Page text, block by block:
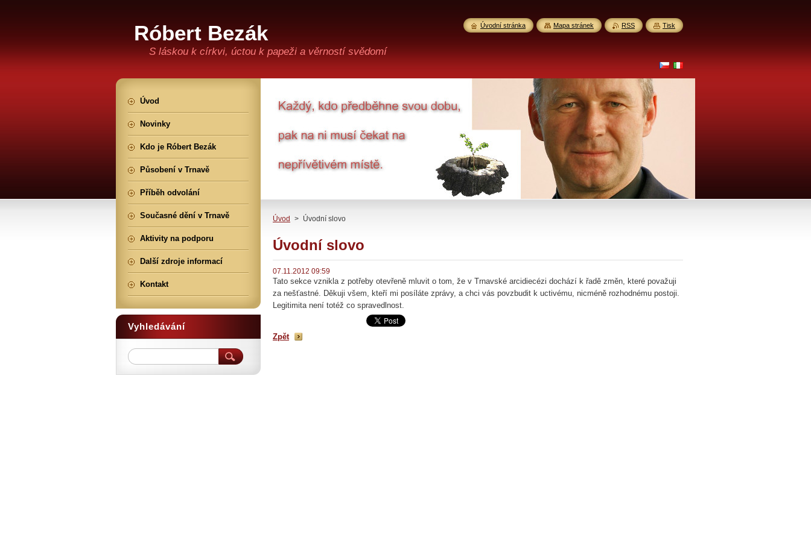
Róbert Bezák
S láskou k církvi, úctou k papeži a věrností svědomí
Úvod > Úvodní slovo
Úvodní slovo
07.11.2012 09:59
Tato sekce vznikla z potřeby otevřeně mluvit o tom, že v Trnavské arcidiecézi dochází k řadě změn, které považuji
za nešťastné. Děkuji všem, kteří mi posíláte zprávy, a chci vás povzbudit k uctivému, nicméně rozhodnému postoji.
Legitimita není totéž co spravedlnost.
Zpět
Úvod
Novinky
Kdo je Róbert Bezák
Působení v Trnavě
Příběh odvolání
Současné dění v Trnavě
Aktivity na podporu
Další zdroje informací
Kontakt
Vyhledávání
Úvodní stránka Mapa stránek RSS Tisk